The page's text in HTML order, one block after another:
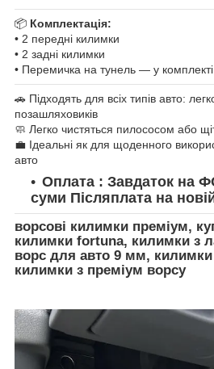
📦 Комплектація:
• 2 передні килимки
• 2 задні килимки
• Перемичка на тунель — у комплекті
🚗 Підходять для всіх типів авто:
позашляховиків
🧼 Легко чистяться пилососом або
💼 Ідеальні як для щоденного
авто
Оплата : Завдаток на
суми Післяплата на
ворсові килимки преміум,
килимки fortuna, килимки з
ворс для авто 9 мм, килимки
килимки з преміум ворсу